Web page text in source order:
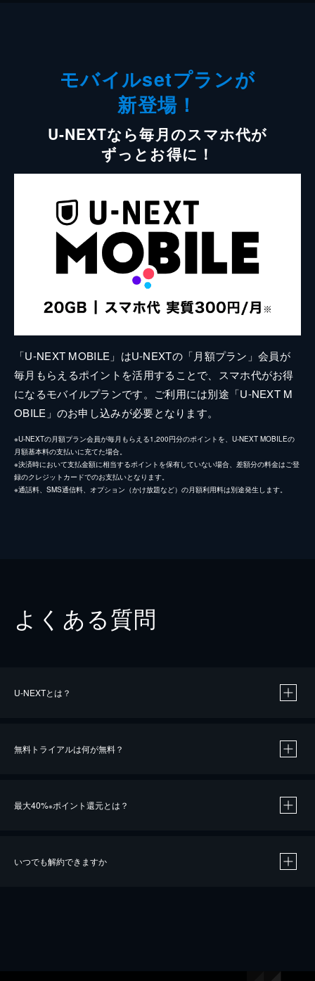
モバイルsetプランが
新登場！
U-NEXTなら毎月のスマホ代が
ずっとお得に！
「U-NEXT MOBILE」はU-NEXTの「月額プラン」会員が
毎月もらえるポイントを活用することで、スマホ代がお得
になるモバイルプランです。ご利用には別途「U-NEXT M
OBILE」のお申し込みが必要となります。
※U-NEXTの月額プラン会員が毎月もらえる1,200円分のポイントを、U-NEXT MOBILEの
月額基本料の支払いに充てた場合。
※決済時において支払金額に相当するポイントを保有していない場合、差額分の料金はご登
録のクレジットカードでのお支払いとなります。
※通話料、SMS通信料、オプション（かけ放題など）の月額利用料は別途発生します。
よくある質問
U-NEXTとは？
無料トライアルは何が無料？
最大40%※ポイント還元とは？
いつでも解約できますか